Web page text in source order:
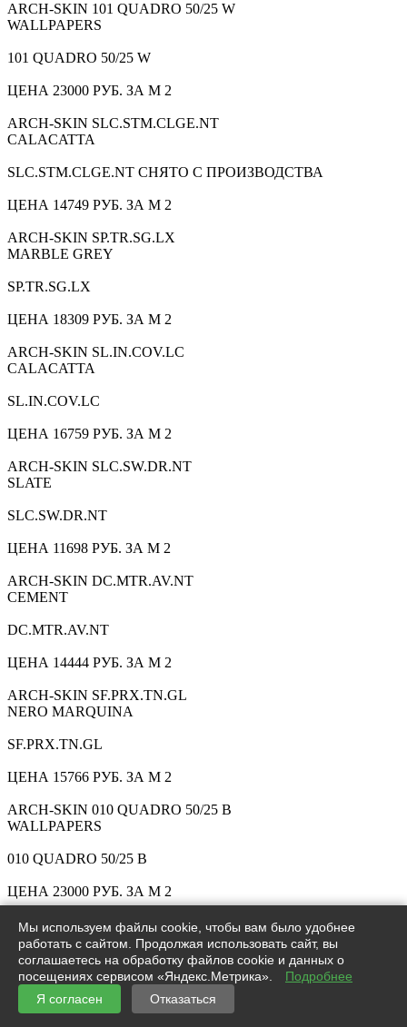
ARCH-SKIN 101 QUADRO 50/25 W
WALLPAPERS
101 QUADRO 50/25 W
ЦЕНА 23000 РУБ. ЗА М 2
ARCH-SKIN SLC.STM.CLGE.NT
CALACATTA
SLC.STM.CLGE.NT СНЯТО С ПРОИЗВОДСТВА
ЦЕНА 14749 РУБ. ЗА М 2
ARCH-SKIN SP.TR.SG.LX
MARBLE GREY
SP.TR.SG.LX
ЦЕНА 18309 РУБ. ЗА М 2
ARCH-SKIN SL.IN.COV.LC
CALACATTA
SL.IN.COV.LC
ЦЕНА 16759 РУБ. ЗА М 2
ARCH-SKIN SLC.SW.DR.NT
SLATE
SLC.SW.DR.NT
ЦЕНА 11698 РУБ. ЗА М 2
ARCH-SKIN DC.MTR.AV.NT
CEMENT
DC.MTR.AV.NT
ЦЕНА 14444 РУБ. ЗА М 2
ARCH-SKIN SF.PRX.TN.GL
NERO MARQUINA
SF.PRX.TN.GL
ЦЕНА 15766 РУБ. ЗА М 2
ARCH-SKIN 010 QUADRO 50/25 B
WALLPAPERS
010 QUADRO 50/25 B
ЦЕНА 23000 РУБ. ЗА М 2
ARCH-SKIN DS.WH.LG.NT
DIAMOND
DS.WH.LG.NT
ЦЕНА 1628 РУБ. ЗА ШТ
Мы используем файлы cookie, чтобы вам было удобнее
работать с сайтом. Продолжая использовать сайт, вы
соглашаетесь на обработку файлов cookie и данных о
посещениях сервисом «Яндекс.Метрика».
Подробнее
Я согласен
Отказаться